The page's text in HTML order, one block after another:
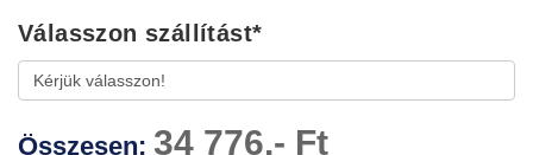
Válasszon szállítást*
Összesen: 34 776.- Ft